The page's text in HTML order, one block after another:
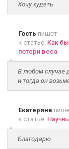
Хочу худеть
Гость пишет
к статье: Как
потери веса
В любом случае
и тогда он
Екатерина
к статье:
Благодарю